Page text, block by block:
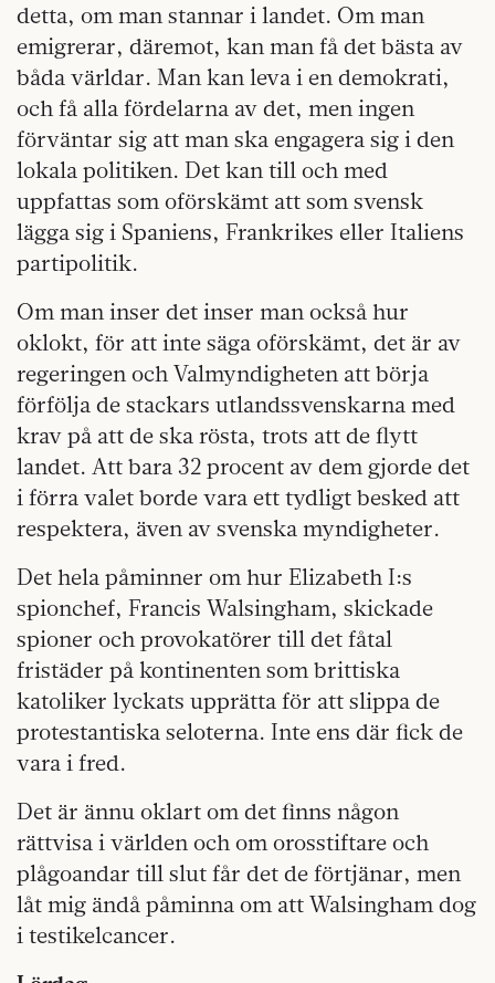
detta, om man stannar i landet. Om man
emigrerar, däremot, kan man få det bästa av
båda världar. Man kan leva i en demokrati,
och få alla fördelarna av det, men ingen
förväntar sig att man ska engagera sig i den
lokala politiken. Det kan till och med
uppfattas som oförskämt att som svensk
lägga sig i Spaniens, Frankrikes eller Italiens
partipolitik.
Om man inser det inser man också hur
oklokt, för att inte säga oförskämt, det är av
regeringen och Valmyndigheten att börja
förfölja de stackars utlandssvenskarna med
krav på att de ska rösta, trots att de flytt
landet. Att bara 32 procent av dem gjorde det
i förra valet borde vara ett tydligt besked att
respektera, även av svenska myndigheter.
Det hela påminner om hur Elizabeth I:s
spionchef, Francis Walsingham, skickade
spioner och provokatörer till det fåtal
fristäder på kontinenten som brittiska
katoliker lyckats upprätta för att slippa de
protestantiska seloterna. Inte ens där fick de
vara i fred.
Det är ännu oklart om det finns någon
rättvisa i världen och om orosstiftare och
plågoandar till slut får det de förtjänar, men
låt mig ändå påminna om att Walsingham dog
i testikelcancer.